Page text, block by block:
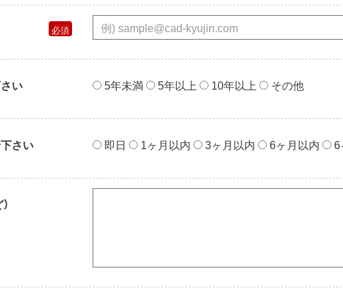
い 5年未満 5年以上 10年以上 その他
さい 即⽇ 1ヶ⽉以内 3ヶ⽉以内 6ヶ⽉以内